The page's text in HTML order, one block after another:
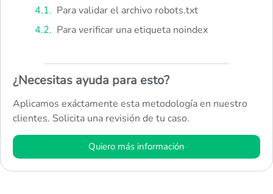
Para validar el archivo robots.txt
Para verificar una etiqueta noindex
¿Necesitas ayuda para esto?
Aplicamos exáctamente esta metodología en nuestro
clientes. Solicita una revisión de tu caso.
Quiero más información